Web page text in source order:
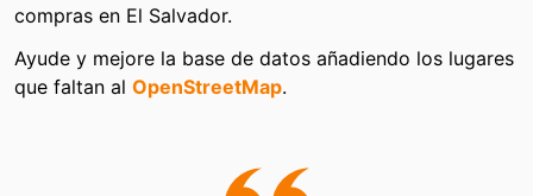
compras en El Salvador.
Ayude y mejore la base de datos añadiendo los lugares
que faltan al OpenStreetMap.